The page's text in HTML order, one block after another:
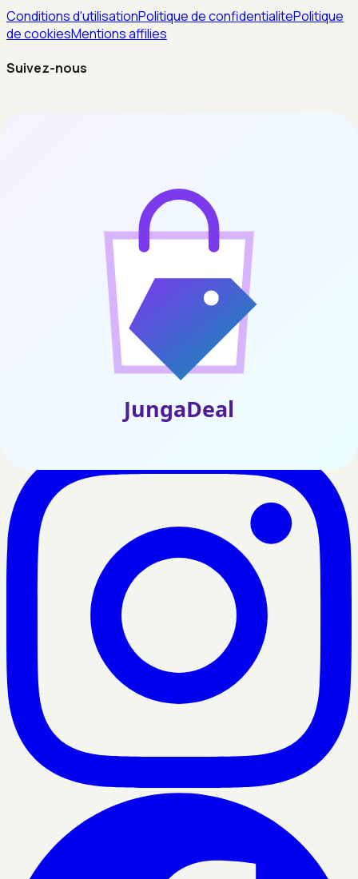
Conditions d'utilisationPolitique de confidentialitePolitique
de cookiesMentions affilies
Suivez-nous